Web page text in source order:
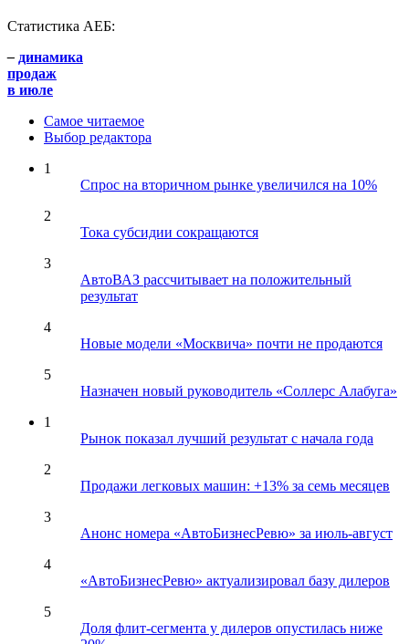
Статистика АЕБ:
– динамика
продаж
в июле
Самое читаемое
Выбор редактора
1
Спрос на вторичном рынке увеличился на 10%
2
Тока субсидии сокращаются
3
АвтоВАЗ рассчитывает на положительный
результат
4
Новые модели «Москвича» почти не продаются
5
Назначен новый руководитель «Соллерс Алабуга»
1
Рынок показал лучший результат с начала года
2
Продажи легковых машин: +13% за семь месяцев
3
Анонс номера «АвтоБизнесРевю» за июль-август
4
«АвтоБизнесРевю» актуализировал базу дилеров
5
Доля флит-сегмента у дилеров опустилась ниже